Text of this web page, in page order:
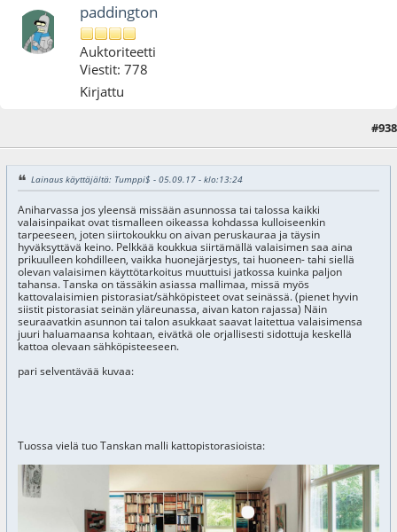
paddington
Auktoriteetti
Viestit: 778
Kirjattu
#938
Lainaus käyttäjältä: Tumppi$ - 05.09.17 - klo:13:24
Aniharvassa jos yleensä missään asunnossa tai talossa kaikki
valaisinpaikat ovat tismalleen oikeassa kohdassa kulloiseenkin
tarpeeseen, joten siirtokoukku on aivan peruskauraa ja täysin
hyväksyttävä keino. Pelkkää koukkua siirtämällä valaisimen saa aina
prikuulleen kohdilleen, vaikka huonejärjestys, tai huoneen- tahi siellä
olevan valaisimen käyttötarkoitus muuttuisi jatkossa kuinka paljon
tahansa. Tanska on tässäkin asiassa mallimaa, missä myös
kattovalaisimien pistorasiat/sähköpisteet ovat seinässä. (pienet hyvin
siistit pistorasiat seinän yläreunassa, aivan katon rajassa) Näin
seuraavatkin asunnon tai talon asukkaat saavat laitettua valaisimensa
juuri haluamaansa kohtaan, eivätkä ole orjallisesti sidottuja keskellä
kattoa olevaan sähköpisteeseen.
pari selventävää kuvaa:
Tuossa vielä tuo Tanskan malli kattopistorasioista: